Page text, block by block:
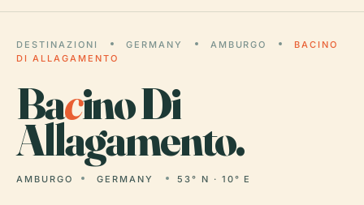
DESTINAZIONI GERMANY AMBURGO
BACINO
DI ALLAGAMENTO
Bacino Di
Allagamento.
AMBURGO GERMANY 53° N · 10° E